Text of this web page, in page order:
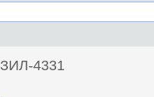
ЗИЛ-4331